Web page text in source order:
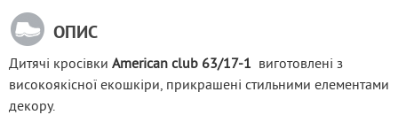
ОПИС
Дитячі кросівки American club 63/17-1 виготовлені з
високоякісної екошкіри, прикрашені стильними елементами
декору.